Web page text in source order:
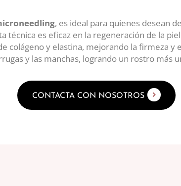
, es ideal para quienes desean
técnica es eficaz en la regeneración de la
colágeno y elastina, mejorando la firmeza
y las manchas, logrando un rostro más
CONTACTA CON NOSOTROS